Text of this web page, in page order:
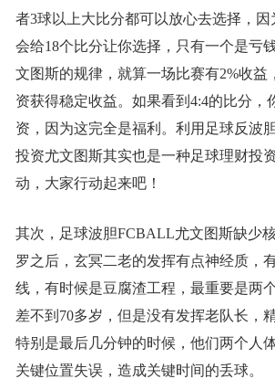
者3球以上大比分都可以放心去选择，
会给18个比分让你选择，只有一个是亏
文图斯的规律，就算一场比赛有2%收益
资获得稳定收益。如果看到4:4的比分，
资，因为这完全是福利。利用足球反波
投资尤文图斯其实也是一种足球理财投
动，大家行动起来吧！
其次，足球波胆FCBALL尤文图斯缺少
罗之后，玄冥二老的发挥有点神经质，
线，有时候是豆腐渣工程，最重要是两
差不到70多岁，但是没有发挥老队长，
特别是最后几分钟的时候，他们两个人
关键位置失误，造成关键时间的丢球。